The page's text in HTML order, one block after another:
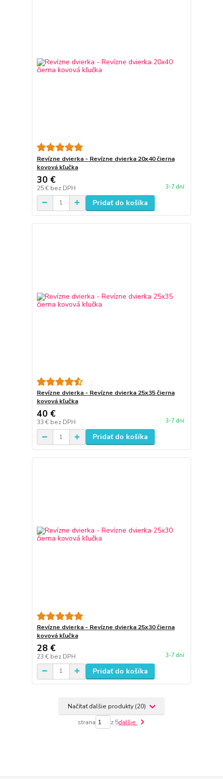
Revízne dvierka - Revízne dvierka 20x40 čierna
kovová kľučka
30 €
25 € bez DPH 3-7 dní
Pridať do košíka
Revízne dvierka - Revízne dvierka 25x35 čierna
kovová kľučka
40 €
33 € bez DPH 3-7 dní
Pridať do košíka
Revízne dvierka - Revízne dvierka 25x30 čierna
kovová kľučka
28 €
23 € bez DPH 3-7 dní
Pridať do košíka
Načítať ďalšie produkty (20)
strana z 5ďalšie